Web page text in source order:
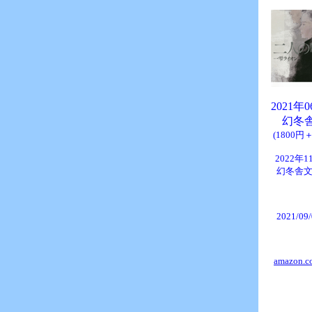
2021年
幻冬
(1800円
2022年
幻冬舎
2021/